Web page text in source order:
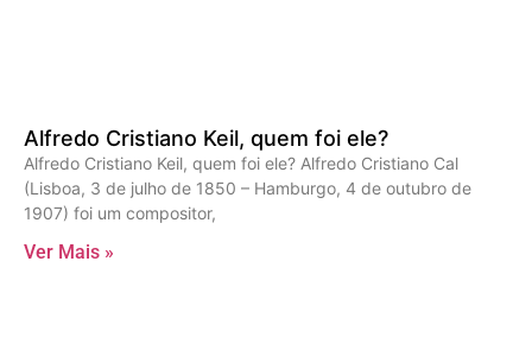
Alfredo Cristiano Keil, quem foi ele?
Alfredo Cristiano Keil, quem foi ele? Alfredo Cristiano Cal
(Lisboa, 3 de julho de 1850 – Hamburgo, 4 de outubro de
1907) foi um compositor,
Ver Mais »